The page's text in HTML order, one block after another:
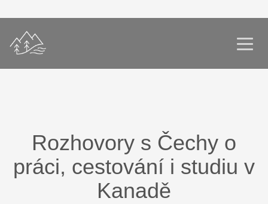
Rozhovory s Čechy o
práci, cestování i studiu v
Kanadě